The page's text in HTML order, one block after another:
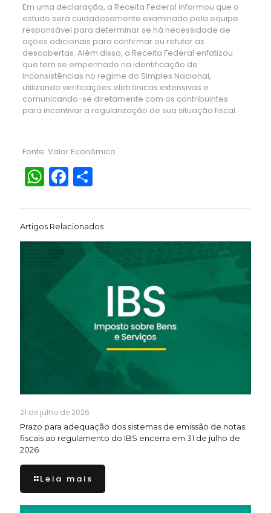
Em uma declaração, a Receita Federal informou que o
estudo será cuidadosamente examinado pela equipe
responsável para determinar se há necessidade de
ações adicionais para confirmar ou refutar as
descobertas. Além disso, a Receita Federal enfatizou
que tem se empenhado na identificação de
inconsistências no regime do Simples Nacional,
utilizando verificações eletrônicas extensivas e
comunicando-se diretamente com os contribuintes
para incentivar a regularização de sua situação fiscal.
Fonte: Valor Econômico
WhatsApp
Facebook
Share
Artigos Relacionados
21 de julho de 2026
Prazo para adequação dos sistemas de emissão de notas
fiscais ao regulamento do IBS encerra em 31 de julho de
2026
Leia mais